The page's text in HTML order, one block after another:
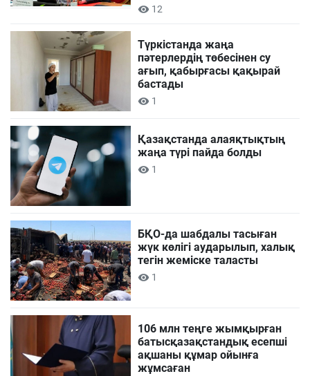
12
Түркістанда жаңа
пәтерлердің төбесінен су
ағып, қабырғасы қақырай
бастады
1
Қазақстанда алаяқтықтың
жаңа түрі пайда болды
1
БҚО-да шабдалы тасыған
жүк көлігі аударылып, халық
тегін жеміске таласты
1
106 млн теңге жымқырған
батысқазақстандық есепші
ақшаны құмар ойынға
жұмсаған